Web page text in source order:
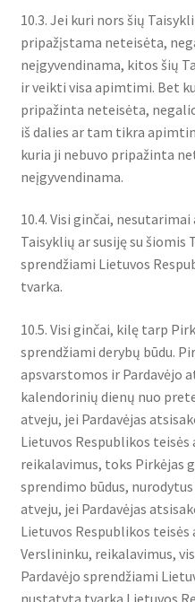
10.3. Jei kuri nors šių
pripažįstama neteisėta,
neįgyvendinama, kitos šių
ir veikti visa apimtimi. Bet
pripažinta neteisėta,
iš dalies ar tam tikra
kuria ji nebuvo pripažinta
neįgyvendinama.
10.4. Visi ginčai,
Taisyklių ar susiję su
sprendžiami Lietuvos
tvarka.
10.5. Visi ginčai, kilę tarp
sprendžiami derybų būdu.
apsvarstomos ir Pardavėjo
kalendorinių dienų nuo
atveju, jei Pardavėjas
Lietuvos Respublikos
reikalavimus, toks Pirkėjas
sprendimo būdus,
atveju, jei Pardavėjas
Lietuvos Respublikos
Verslininku, reikalavimus,
Pardavėjo sprendžiami
nustatyta tvarka Lietuvos